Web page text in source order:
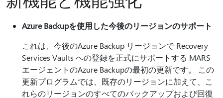
Azure Backupを使用した今後のリージョンのサポート
これは、今後のAzure Backup リージョンで Recovery
Services Vaults への登録を正式にサポートする MARS
エージェントのAzure Backupの最初の更新です。 この
更新プログラムでは、既存のリージョンに加えて、こ
れらのリージョンのすべてのバックアップおよび回復